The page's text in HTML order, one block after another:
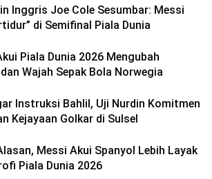
Inggris Joe Cole Sesumbar: Messi
di Semifinal Piala Dunia
Piala Dunia 2026 Mengubah
Wajah Sepak Bola Norwegia
Instruksi Bahlil, Uji Nurdin Komitmen
Kejayaan Golkar di Sulsel
Messi Akui Spanyol Lebih Layak
Piala Dunia 2026